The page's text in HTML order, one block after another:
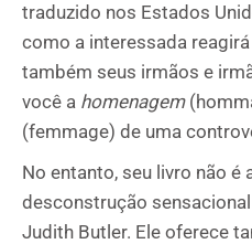
traduzido nos Estados
como a interessada
também seus irmãos e
você a homenagem
(femmage) de uma
No entanto, seu livro não é
desconstrução
Judith Butler. Ele oferece